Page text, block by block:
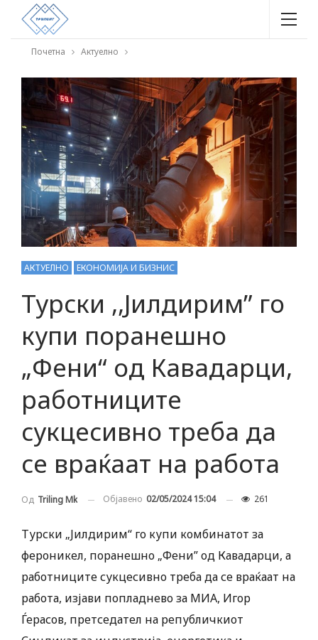
Почетна Актуелно
АКТУЕЛНО ЕКОНОМИЈА И БИЗНИС
Турски ,,Јилдирим” го
купи поранешно
„Фени“ од Кавадарци,
работниците
сукцесивно треба да
се враќаат на работа
Од Triling Mk Објавено 02/05/2024 15:04 261
Турски „Јилдирим“ го купи комбинатот за
фероникел, поранешно „Фени” од Кавадарци, а
работниците сукцесивно треба да се враќаат на
работа, изјави попладнево за МИА, Игор
Ѓерасов, претседател на републичкиот